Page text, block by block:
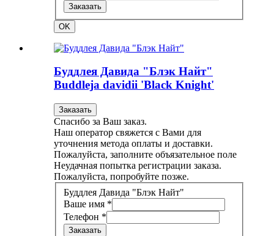
Заказать
OK
Буддлея Давида "Блэк Найт"
Buddleja davidii 'Black Knight'
Заказать
Спасибо за Ваш заказ.
Наш оператор свяжется с Вами для
уточнения метода оплаты и доставки.
Пожалуйста, заполните объязательное поле
Неудачная попытка регистрации заказа.
Пожалуйста, попробуйте позже.
Буддлея Давида "Блэк Найт"
Ваше имя *
Телефон *
Заказать